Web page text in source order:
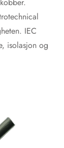
IEC
isolasjon og